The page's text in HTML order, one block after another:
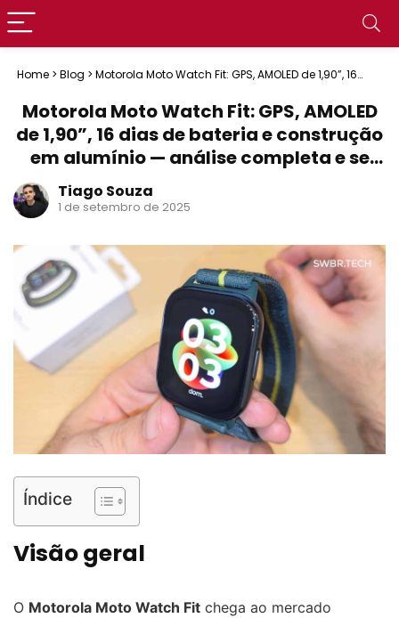
Home > Blog > Motorola Moto Watch Fit: GPS, AMOLED de 1,90”, 16
Motorola Moto Watch Fit: GPS, AMOLED
de 1,90”, 16 dias de bateria e construção
em alumínio — análise completa e se
Tiago Souza
1 de setembro de 2025
Índice
Visão geral
O Motorola Moto Watch Fit chega ao mercado